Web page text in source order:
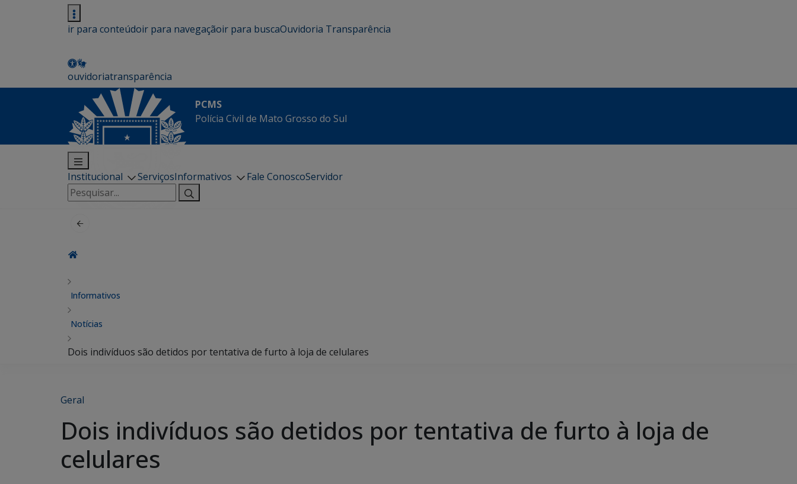
ir para conteúdoir para navegaçãoir para buscaOuvidoria Transparência
ouvidoriatransparência
PCMS
Polícia Civil de Mato Grosso do Sul
Institucional ServiçosInformativos Fale ConoscoServidor
Pesquisar
por:
Informativos
Notícias
Dois indivíduos são detidos por tentativa de furto à loja de celulares
Geral
Dois indivíduos são detidos por tentativa de furto à loja de
celulares